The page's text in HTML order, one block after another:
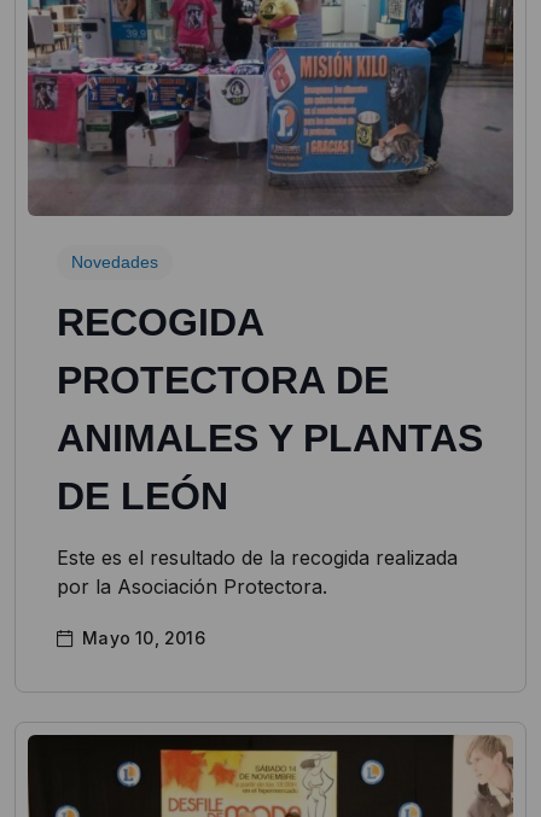
Novedades
RECOGIDA
PROTECTORA DE
ANIMALES Y PLANTAS
DE LEÓN
Este es el resultado de la recogida realizada
por la Asociación Protectora.
Mayo 10, 2016